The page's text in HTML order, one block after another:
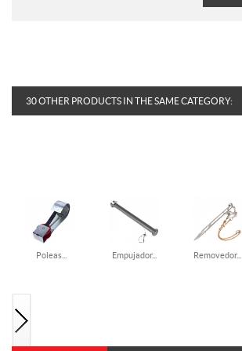
30 OTHER PRODUCTS IN THE SAME CATEGORY:
Poleas... Empujador... Removedor...